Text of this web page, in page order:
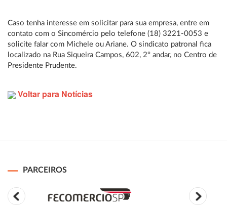
Caso tenha interesse em solicitar para sua empresa, entre em
contato com o Sincomércio pelo telefone (18) 3221-0053 e
solicite falar com Michele ou Ariane. O sindicato patronal fica
localizado na Rua Siqueira Campos, 602, 2º andar, no Centro de
Presidente Prudente.
Voltar para Notícias
PARCEIROS